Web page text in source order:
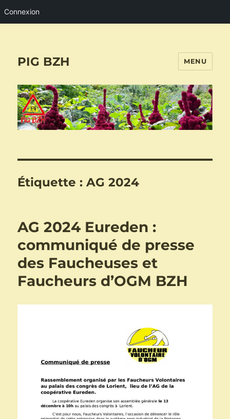
Connexion
PIG BZH MENU
Étiquette :AG 2024
AG 2024 Eureden :
communiqué de presse
des Faucheuses et
Faucheurs d’OGM BZH